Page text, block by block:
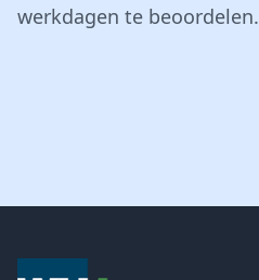
werkdagen te beoordelen.